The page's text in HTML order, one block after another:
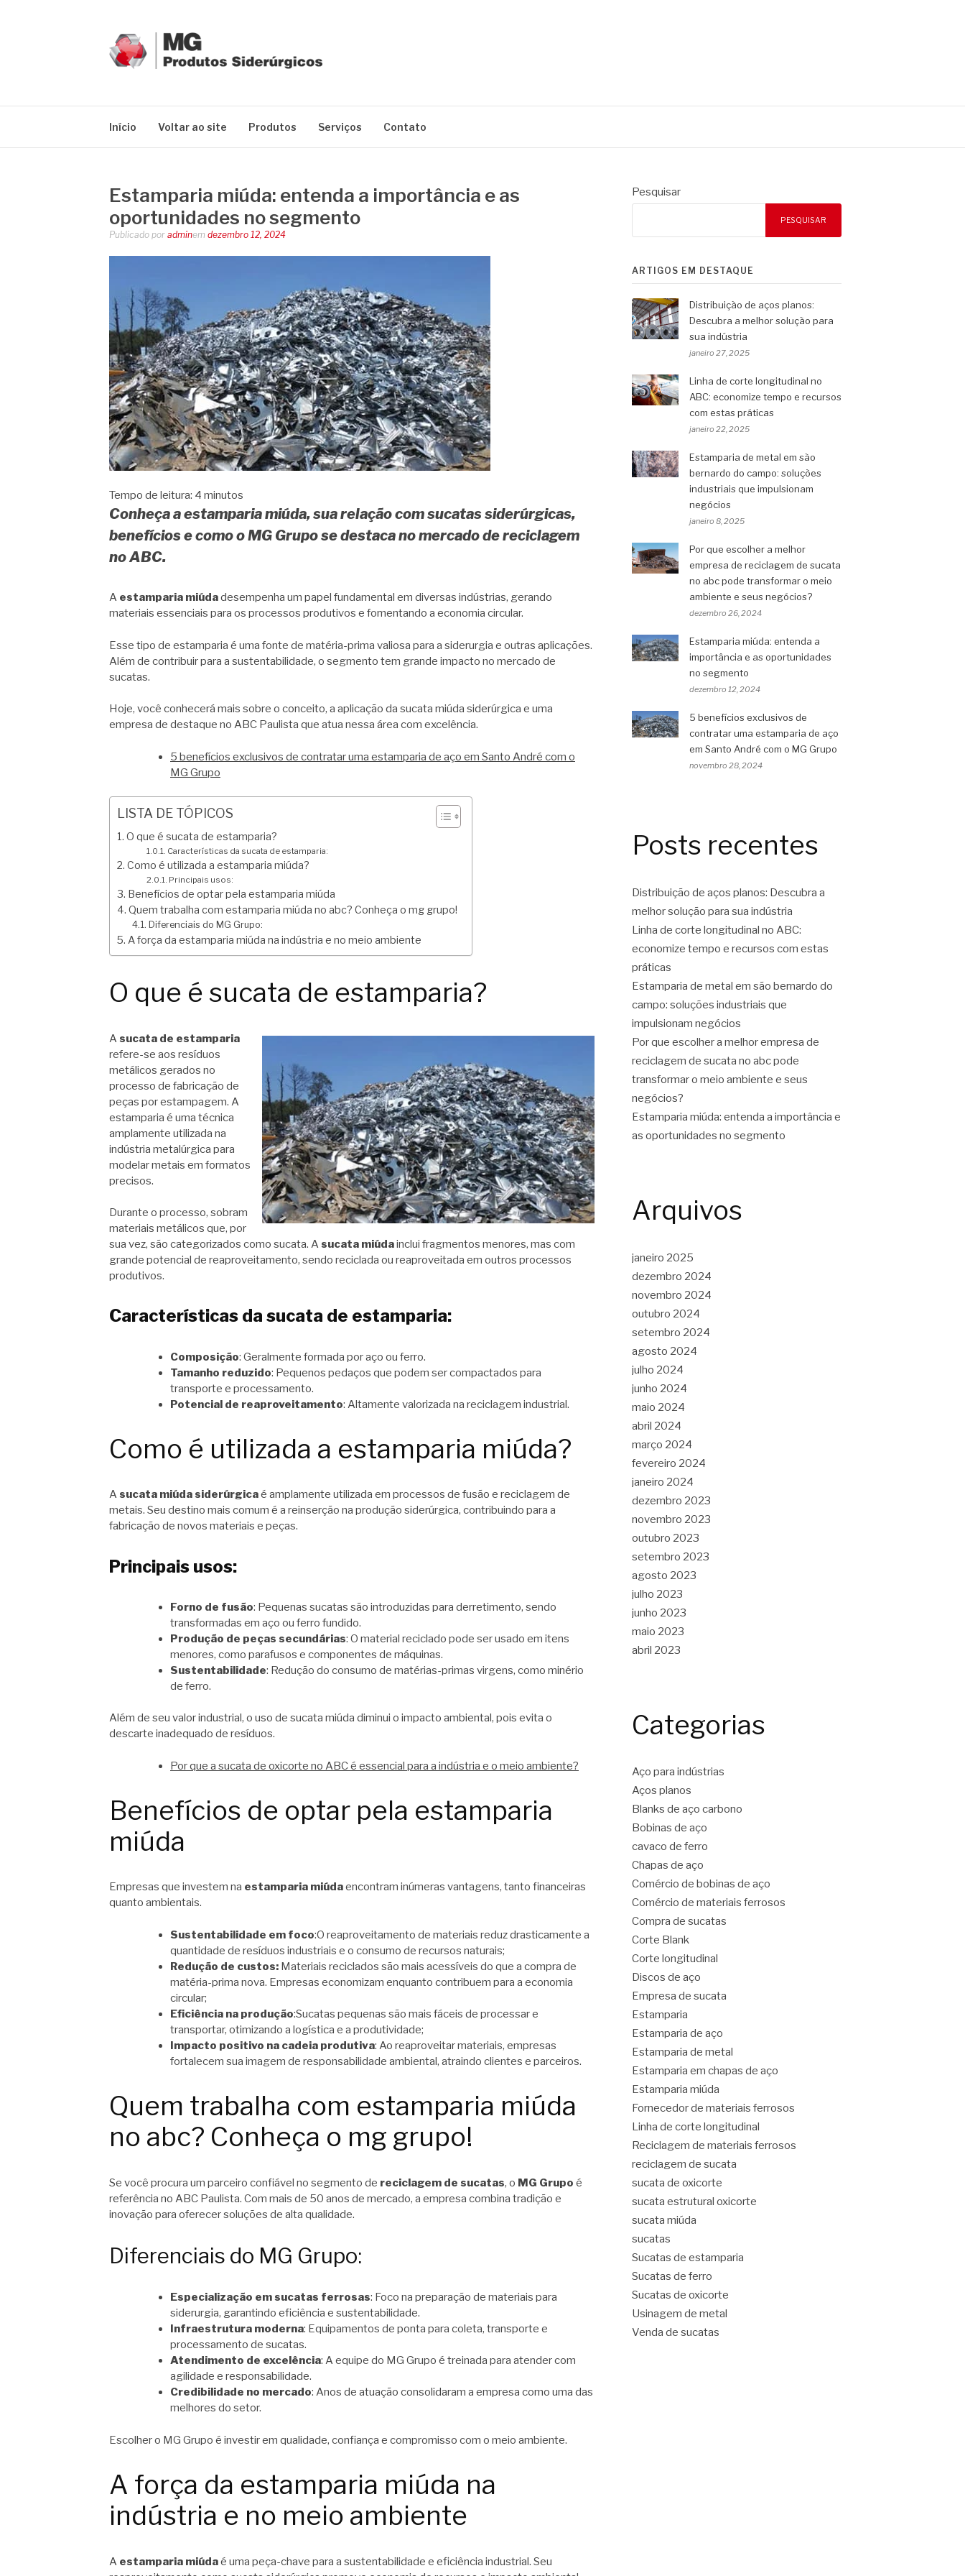
Início Voltar ao site Produtos Serviços Contato
Estamparia miúda: entenda a importância e as
oportunidades no segmento
Publicado por adminem dezembro 12, 2024
Tempo de leitura: 4 minutos
Conheça a estamparia miúda, sua relação com sucatas siderúrgicas,
benefícios e como o MG Grupo se destaca no mercado de reciclagem
no ABC.
A estamparia miúdadesempenha um papel fundamental em diversas indústrias, gerando
materiais essenciais para os processos produtivos e fomentando a economia circular.
Esse tipo de estamparia é uma fonte de matéria-prima valiosa para a siderurgia e outras aplicações.
Além de contribuir para a sustentabilidade, o segmento tem grande impacto no mercado de
sucatas.
Hoje, você conhecerá mais sobre o conceito, a aplicação da sucata miúda siderúrgica e uma
empresa de destaque no ABC Paulista que atua nessa área com excelência.
5 benefícios exclusivos de contratar uma estamparia de aço em Santo André com o
MG Grupo
LISTA DE TÓPICOS
O que é sucata de estamparia?
Características da sucata de estamparia:
Como é utilizada a estamparia miúda?
Principais usos:
Benefícios de optar pela estamparia miúda
Quem trabalha com estamparia miúda no abc? Conheça o mg grupo!
Diferenciais do MG Grupo:
A força da estamparia miúda na indústria e no meio ambiente
O que é sucata de estamparia?
Asucata de estamparia
refere-se aos resíduos
metálicos gerados no
processo de fabricação de
peças por estampagem. A
estamparia é uma técnica
amplamente utilizada na
indústria metalúrgica para
modelar metais em formatos
precisos.
Durante o processo, sobram
materiais metálicos que, por
sua vez, são categorizados como sucata. Asucata miúdainclui fragmentos menores, mas com
grande potencial de reaproveitamento, sendo reciclada ou reaproveitada em outros processos
produtivos.
Características da sucata de estamparia:
Composição: Geralmente formada por aço ou ferro.
Tamanho reduzido: Pequenos pedaços que podem ser compactados para
transporte e processamento.
Potencial de reaproveitamento: Altamente valorizada na reciclagem industrial.
Como é utilizada a estamparia miúda?
Asucata miúda siderúrgicaé amplamente utilizada em processos de fusão e reciclagem de
metais. Seu destino mais comum é a reinserção na produção siderúrgica, contribuindo para a
fabricação de novos materiais e peças.
Principais usos:
Forno de fusão: Pequenas sucatas são introduzidas para derretimento, sendo
transformadas em aço ou ferro fundido.
Produção de peças secundárias: O material reciclado pode ser usado em itens
menores, como parafusos e componentes de máquinas.
Sustentabilidade: Redução do consumo de matérias-primas virgens, como minério
de ferro.
Além de seu valor industrial, o uso de sucata miúda diminui o impacto ambiental, pois evita o
descarte inadequado de resíduos.
Por que a sucata de oxicorte no ABC é essencial para a indústria e o meio ambiente?
Benefícios de optar pela estamparia
miúda
Empresas que investem na estamparia miúdaencontram inúmeras vantagens, tanto financeiras
quanto ambientais.
Sustentabilidade em foco:O reaproveitamento de materiais reduz drasticamente a
quantidade de resíduos industriais e o consumo de recursos naturais;
Redução de custos: Materiais reciclados são mais acessíveis do que a compra de
matéria-prima nova. Empresas economizam enquanto contribuem para a economia
circular;
Eficiência na produção:Sucatas pequenas são mais fáceis de processar e
transportar, otimizando a logística e a produtividade;
Impacto positivo na cadeia produtiva: Ao reaproveitar materiais, empresas
fortalecem sua imagem de responsabilidade ambiental, atraindo clientes e parceiros.
Quem trabalha com estamparia miúda
no abc? Conheça o mg grupo!
Se você procura um parceiro confiável no segmento de reciclagem de sucatas, o MG Grupo é
referência no ABC Paulista. Com mais de 50 anos de mercado, a empresa combina tradição e
inovação para oferecer soluções de alta qualidade.
Diferenciais do MG Grupo:
Especialização em sucatas ferrosas: Foco na preparação de materiais para
siderurgia, garantindo eficiência e sustentabilidade.
Infraestrutura moderna: Equipamentos de ponta para coleta, transporte e
processamento de sucatas.
Atendimento de excelência: A equipe do MG Grupo é treinada para atender com
agilidade e responsabilidade.
Credibilidade no mercado: Anos de atuação consolidaram a empresa como uma das
melhores do setor.
Escolher o MG Grupo é investir em qualidade, confiança e compromisso com o meio ambiente.
A força da estamparia miúda na
indústria e no meio ambiente
A estamparia miúdaé uma peça-chave para a sustentabilidade e eficiência industrial. Seu
Pesquisar
PESQUISAR
ARTIGOS EM DESTAQUE
Distribuição de aços planos:
Descubra a melhor solução para
sua indústria
janeiro 27, 2025
Linha de corte longitudinal no
ABC: economize tempo e recursos
com estas práticas
janeiro 22, 2025
Estamparia de metal em são
bernardo do campo: soluções
industriais que impulsionam
negócios
janeiro 8, 2025
Por que escolher a melhor
empresa de reciclagem de sucata
no abc pode transformar o meio
ambiente e seus negócios?
dezembro 26, 2024
Estamparia miúda: entenda a
importância e as oportunidades
no segmento
dezembro 12, 2024
5 benefícios exclusivos de
contratar uma estamparia de aço
em Santo André com o MG Grupo
novembro 28, 2024
Posts recentes
Distribuição de aços planos: Descubra a
melhor solução para sua indústria
Linha de corte longitudinal no ABC:
economize tempo e recursos com estas
práticas
Estamparia de metal em são bernardo do
campo: soluções industriais que
impulsionam negócios
Por que escolher a melhor empresa de
reciclagem de sucata no abc pode
transformar o meio ambiente e seus
negócios?
Estamparia miúda: entenda a importância e
as oportunidades no segmento
Arquivos
janeiro 2025
dezembro 2024
novembro 2024
outubro 2024
setembro 2024
agosto 2024
julho 2024
junho 2024
maio 2024
abril 2024
março 2024
fevereiro 2024
janeiro 2024
dezembro 2023
novembro 2023
outubro 2023
setembro 2023
agosto 2023
julho 2023
junho 2023
maio 2023
abril 2023
Categorias
Aço para indústrias
Aços planos
Blanks de aço carbono
Bobinas de aço
cavaco de ferro
Chapas de aço
Comércio de bobinas de aço
Comércio de materiais ferrosos
Compra de sucatas
Corte Blank
Corte longitudinal
Discos de aço
Empresa de sucata
Estamparia
Estamparia de aço
Estamparia de metal
Estamparia em chapas de aço
Estamparia miúda
Fornecedor de materiais ferrosos
Linha de corte longitudinal
Reciclagem de materiais ferrosos
reciclagem de sucata
sucata de oxicorte
sucata estrutural oxicorte
sucata miúda
sucatas
Sucatas de estamparia
Sucatas de ferro
Sucatas de oxicorte
Usinagem de metal
Venda de sucatas